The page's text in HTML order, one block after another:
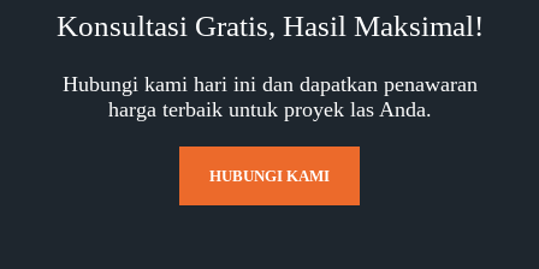
Konsultasi Gratis, Hasil Maksimal!
Hubungi kami hari ini dan dapatkan penawaran
harga terbaik untuk proyek las Anda.
HUBUNGI KAMI